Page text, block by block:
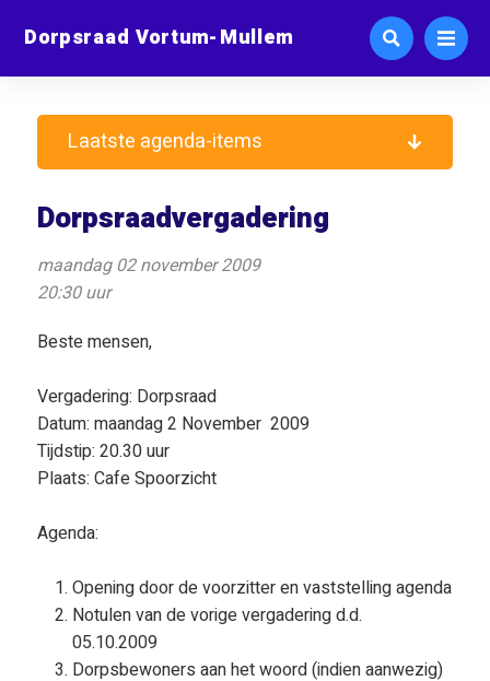
Dorpsraad Vortum-Mullem
Dorpsraadvergadering
maandag 02 november 2009
20:30 uur
Beste mensen,
Vergadering: Dorpsraad
Datum: maandag 2 November 2009
Tijdstip: 20.30 uur
Plaats: Cafe Spoorzicht
Agenda:
Opening door de voorzitter en vaststelling agenda
Notulen van de vorige vergadering d.d.
05.10.2009
Dorpsbewoners aan het woord (indien aanwezig)
Laatste agenda-items